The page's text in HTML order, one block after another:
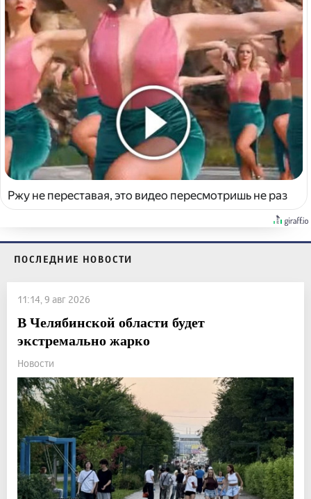
Ржу не переставая, это видео пересмотришь не раз
ПОСЛЕДНИЕ НОВОСТИ
11:14, 9 авг 2026
В Челябинской области будет
экстремально жарко
Новости